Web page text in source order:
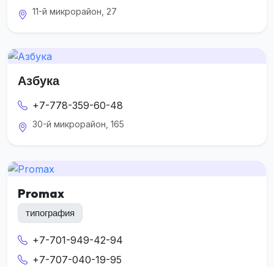
11-й микрорайон, 27
Азбука
+7-778-359-60-48
30-й микрорайон, 165
Promax
типография
+7-701-949-42-94
+7-707-040-19-95